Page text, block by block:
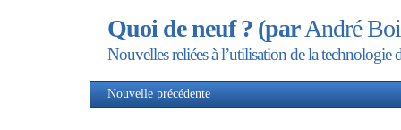
Quoi de neuf ? (parAndré
Nouvelles reliées à l’utilisation de la technologie
Nouvelle précédente